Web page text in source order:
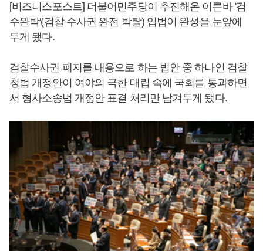
[비즈니스포스트] 더불어민주당이 추진해온 이른바 '검
수완박'(검찰 수사권 완전 박탈) 입법이 완성을 눈앞에
두게 됐다.
검찰수사권 폐지를 내용으로 하는 법안 중 하나인 검찰
청법 개정안이 여야의 극한 대립 속에 국회를 통과하면
서 형사소송법 개정안 표결 처리만 남겨두게 됐다.